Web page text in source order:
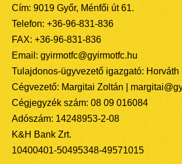
Cím: 9019 Győr, Ménfői út 61.
Telefon: +36-96-831-836
FAX: +36-96-831-836
Email: gyirmotfc@gyirmotfc.hu
Tulajdonos-ügyvezető igazgató: Horváth
Cégvezető: Margitai Zoltán |
Cégjegyzék szám: 08 09 016084
Adószám: 14248953-2-08
K&H Bank Zrt.
10400401-50495348-49571015